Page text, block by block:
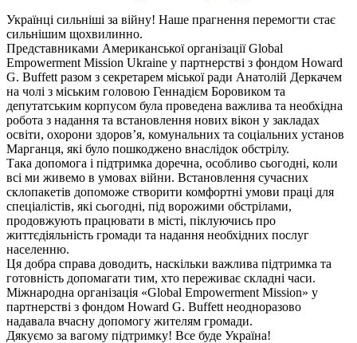
Українці сильніші за війну! Наше прагнення перемогти стає
сильнішим щохвилинно.
Представниками Американської організації Global
Empowerment Mission Ukraine у партнерстві з фондом Howard
G. Buffett разом з секретарем міської ради Анатолій Деркачем
на чолі з міським головою Геннадієм Боровиком та
депутатським корпусом була проведена важлива та необхідна
робота з надання та встановлення нових вікон у закладах
освіти, охорони здоров’я, комунальних та соціальних установ
Марганця, які було пошкоджено внаслідок обстрілу.
Така допомога і підтримка доречна, особливо сьогодні, коли
всі ми живемо в умовах війни. Встановлення сучасних
склопакетів допоможе створити комфортні умови праці для
спеціалістів, які сьогодні, під ворожими обстрілами,
продовжують працювати в місті, піклуючись про
життєдіяльність громади та надання необхідних послуг
населенню.
Ця добра справа доводить, наскільки важлива підтримка та
готовність допомагати тим, хто переживає складні часи.
Міжнародна організація «Global Empowerment Mission» у
партнерстві з фондом Howard G. Buffett неодноразово
надавала вчасну допомогу жителям громади.
Дякуємо за вагому підтримку! Все буде Україна!